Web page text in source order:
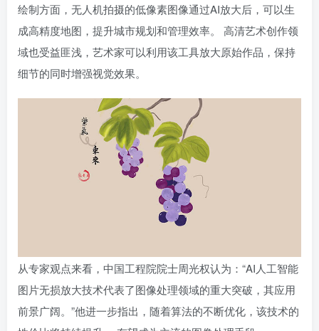
绘制方面，无人机拍摄的低像素图像通过AI放大后，可以生
成高精度地图，提升城市规划和管理效率。 高清艺术创作领
域也受益匪浅，艺术家可以利用该工具放大原始作品，保持
细节的同时增强视觉效果。
从专家观点来看，中国工程院院士周光权认为：“AI人工智能
图片无损放大技术代表了图像处理领域的重大突破，其应用
前景广阔。”他进一步指出，随着算法的不断优化，该技术的